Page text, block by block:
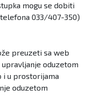
mogu se dobiti
033/407-350)
preuzeti sa web
oduzetom
i u prostorijama
oduzetom